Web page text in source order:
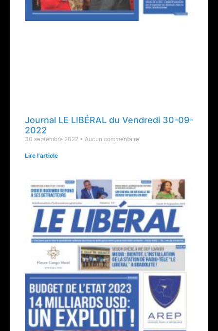
Journal LE LIBÉRAL du Vendredi 30-09-
2022
30 septembre 2022 Aucun commentaire
Lire l'article